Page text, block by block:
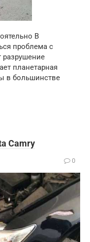
В
проблема с
разрушение
планетарная
в большинстве
Camry
0